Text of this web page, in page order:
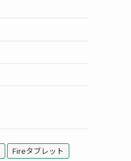
Fireタブレット